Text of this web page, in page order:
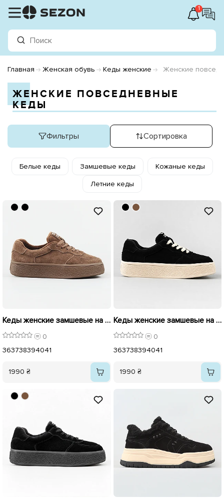
1
Главная Женская обувь Кеды женские Женские
ЖЕНСКИЕ ПОВСЕДНЕВНЫЕ
КЕДЫ
Фильтры Сортировка
Белые кеды Замшевые кеды Кожаные кеды
Летние кеды
Кеды женские замшевые на байке 596053 Коричневый
0
363738394041
1990 ₴
Кеды женские замшевые на байке 596052 Черные
0
363738394041
1990 ₴